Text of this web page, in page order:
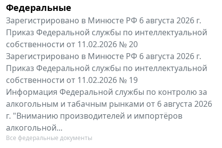
Федеральные
Зарегистрировано в Минюсте РФ 6 августа 2026 г.
Приказ Федеральной службы по интеллектуальной
собственности от 11.02.2026 № 20
Зарегистрировано в Минюсте РФ 6 августа 2026 г.
Приказ Федеральной службы по интеллектуальной
собственности от 11.02.2026 № 19
Информация Федеральной службы по контролю за
алкогольным и табачным рынками от 6 августа 2026
г. "Вниманию производителей и импортёров
алкогольной...
Все федеральные документы